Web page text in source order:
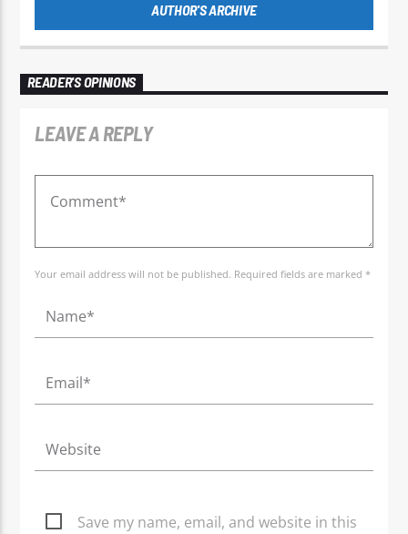
AUTHOR'S ARCHIVE
READER'S OPINIONS
LEAVE A REPLY
Your email address will not be published. Required fields are marked *
Save my name, email, and website in this